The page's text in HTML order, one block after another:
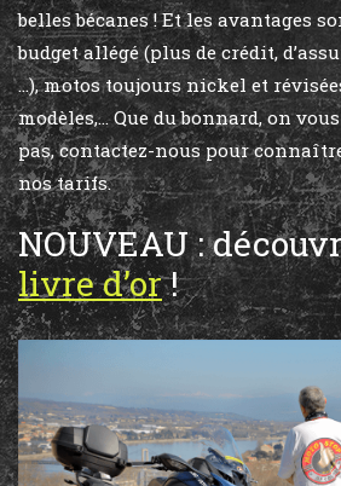
belles bécanes ! Et les avantages
budget allégé (plus de crédit,
…), motos toujours nickel et
modèles,… Que du bonnard, on
pas, contactez-nous pour
nos tarifs.
NOUVEAU :
livre d’or!